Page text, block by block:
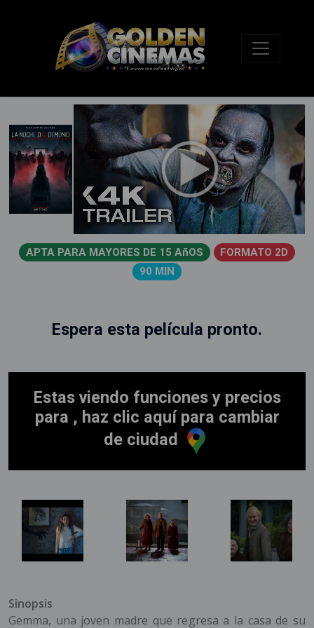
APTA PARA MAYORES DE 15 AñOS
FORMATO 2D
90 MIN
Sinopsis
Gemma, una joven madre que regresa a la casa de su
Espera esta película pronto.
Estas viendo funciones y precios
para , haz clic aquí para cambiar
de ciudad